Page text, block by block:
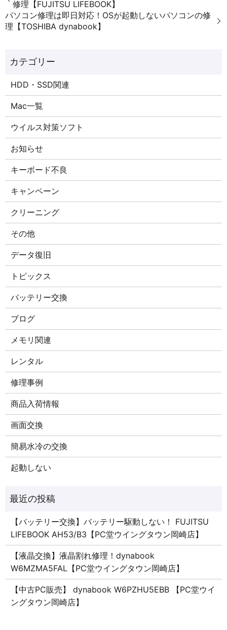
修理【FUJITSU LIFEBOOK】
パソコン修理は即日対応！OSが起動しないパソコンの修
理【TOSHIBA dynabook】
HDD・SSD関連
Mac一覧
ウイルス対策ソフト
お知らせ
キーボード不良
キャンペーン
クリーニング
その他
データ復旧
トピックス
バッテリー交換
ブログ
メモリ関連
レンタル
修理事例
商品入荷情報
画面交換
簡易水冷の交換
起動しない
【バッテリー交換】バッテリー駆動しない！ FUJITSU
LIFEBOOK AH53/B3【PC堂ウイングタウン岡崎店】
【液晶交換】液晶割れ修理！dynabook
W6MZMA5FAL【PC堂ウイングタウン岡崎店】
【中古PC販売】 dynabook W6PZHU5EBB 【PC堂ウイ
ングタウン岡崎店】